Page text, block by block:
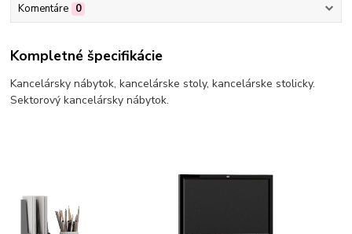
Komentáre 0
Kompletné špecifikácie
Kancelársky nábytok, kancelárske stoly, kancelárske stolicky.
Sektorový kancelársky nábytok.